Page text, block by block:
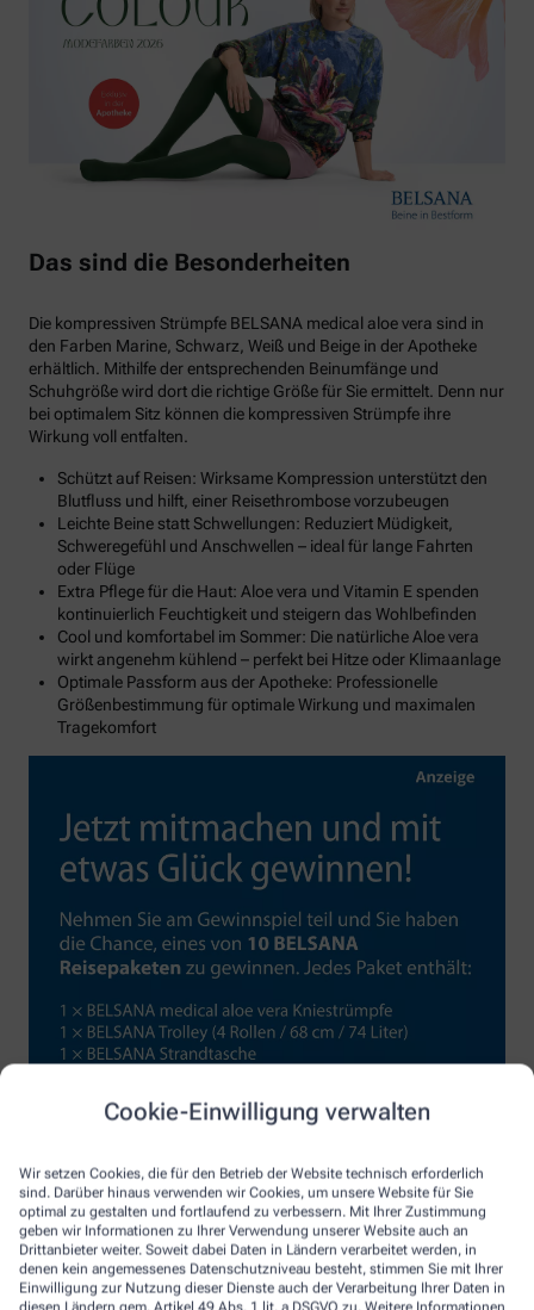
Cookie-Einwilligung verwalten
Wir setzen Cookies, die für den Betrieb der Website technisch erforderlich
sind. Darüber hinaus verwenden wir Cookies, um unsere Website für Sie
optimal zu gestalten und fortlaufend zu verbessern. Mit Ihrer Zustimmung
geben wir Informationen zu Ihrer Verwendung unserer Website auch an
Drittanbieter weiter. Soweit dabei Daten in Ländern verarbeitet werden, in
denen kein angemessenes Datenschutzniveau besteht, stimmen Sie mit Ihrer
Einwilligung zur Nutzung dieser Dienste auch der Verarbeitung Ihrer Daten in
Das sind die Besonderheiten
Die kompressiven Strümpfe BELSANA medical aloe vera sind in
den Farben Marine, Schwarz, Weiß und Beige in der Apotheke
erhältlich. Mithilfe der entsprechenden Beinumfänge und
Schuhgröße wird dort die richtige Größe für Sie ermittelt. Denn nur
bei optimalem Sitz können die kompressiven Strümpfe ihre
Wirkung voll entfalten.
Schützt auf Reisen: Wirksame Kompression unterstützt den
Blutfluss und hilft, einer Reisethrombose vorzubeugen
Leichte Beine statt Schwellungen: Reduziert Müdigkeit,
Schweregefühl und Anschwellen – ideal für lange Fahrten
oder Flüge
Extra Pflege für die Haut: Aloe vera und Vitamin E spenden
kontinuierlich Feuchtigkeit und steigern das Wohlbefinden
Cool und komfortabel im Sommer: Die natürliche Aloe vera
wirkt angenehm kühlend – perfekt bei Hitze oder Klimaanlage
Optimale Passform aus der Apotheke: Professionelle
Größenbestimmung für optimale Wirkung und maximalen
Tragekomfort